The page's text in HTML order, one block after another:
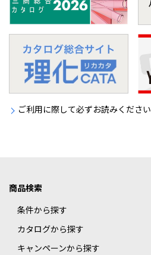
ご利用に際して必ずお読みください
商品検索
条件から探す
カタログから探す
キャンペーンから探す